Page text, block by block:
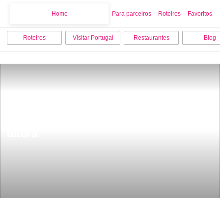
Home Para parceiros Roteiros Favoritos
Roteiros Visitar Portugal Restaurantes Blog